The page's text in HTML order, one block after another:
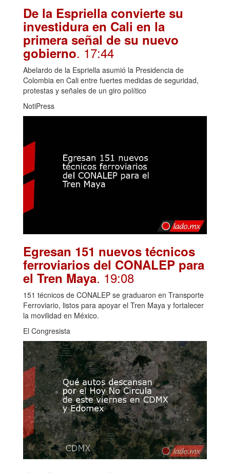
De la Espriella convierte su
investidura en Cali en la
primera señal de su nuevo
gobierno. 17:44
Abelardo de la Espriella asumió la Presidencia de
Colombia en Cali entre fuertes medidas de seguridad,
protestas y señales de un giro político
NotiPress
Egresan 151 nuevos técnicos
ferroviarios del CONALEP para
el Tren Maya. 19:08
151 técnicos de CONALEP se graduaron en Transporte
Ferroviario, listos para apoyar el Tren Maya y fortalecer
la movilidad en México.
El Congresista